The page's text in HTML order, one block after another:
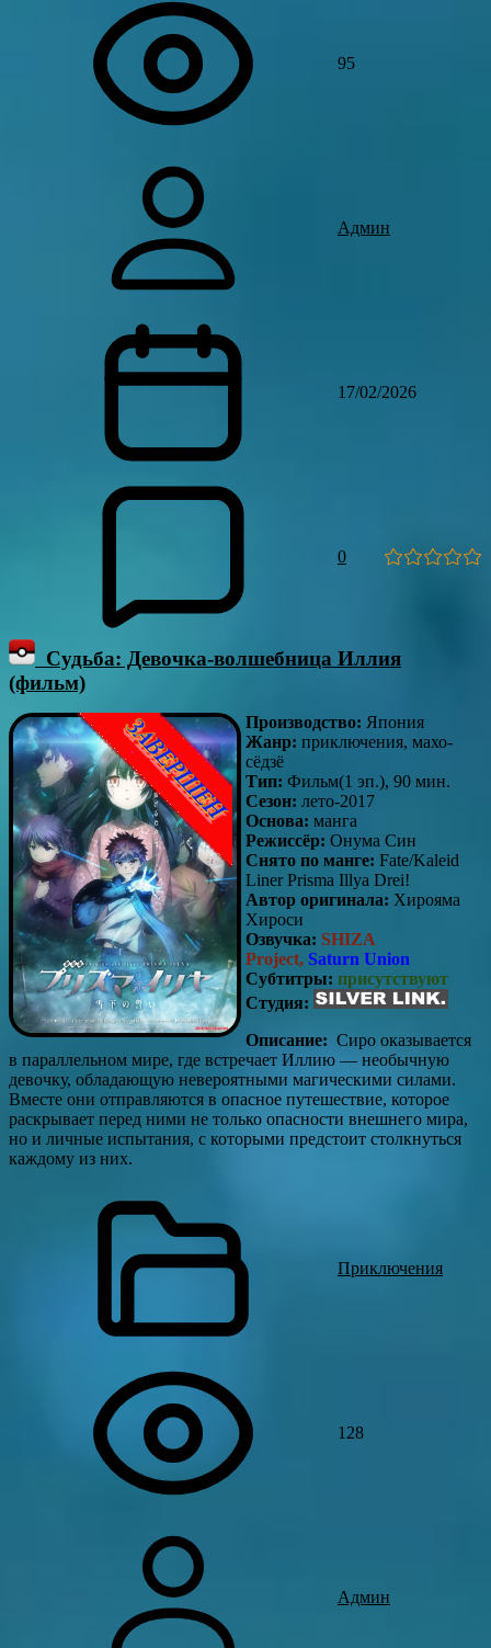
95
Админ
17/02/2026
0
Судьба: Девочка-волшебница Иллия
(фильм)
Производство: Япония
Жанр: приключения, махо-
сёдзё
Тип: Фильм(1 эп.), 90 мин.
Сезон: лето-2017
Основа: манга
Режиссёр: Онума Син
Снято по манге: Fate/Kaleid
Liner Prisma Illya Drei!
Автор оригинала: Хирояма
Хироси
Озвучка: SHIZA
Project, Saturn Union
Субтитры: присутствуют
Студия:
Описание: Сиро оказывается
в параллельном мире, где встречает Иллию — необычную
девочку, обладающую невероятными магическими силами.
Вместе они отправляются в опасное путешествие, которое
раскрывает перед ними не только опасности внешнего мира,
но и личные испытания, с которыми предстоит столкнуться
каждому из них.
Приключения
128
Админ